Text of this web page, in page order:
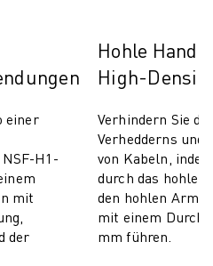
& PAKET
einer
H1-
mit
der
Hohle
High-
Verhindern Sie
Verhedderns und
von Kabeln,
durch das hohle
den hohlen Arm
mit einem
mm führen.